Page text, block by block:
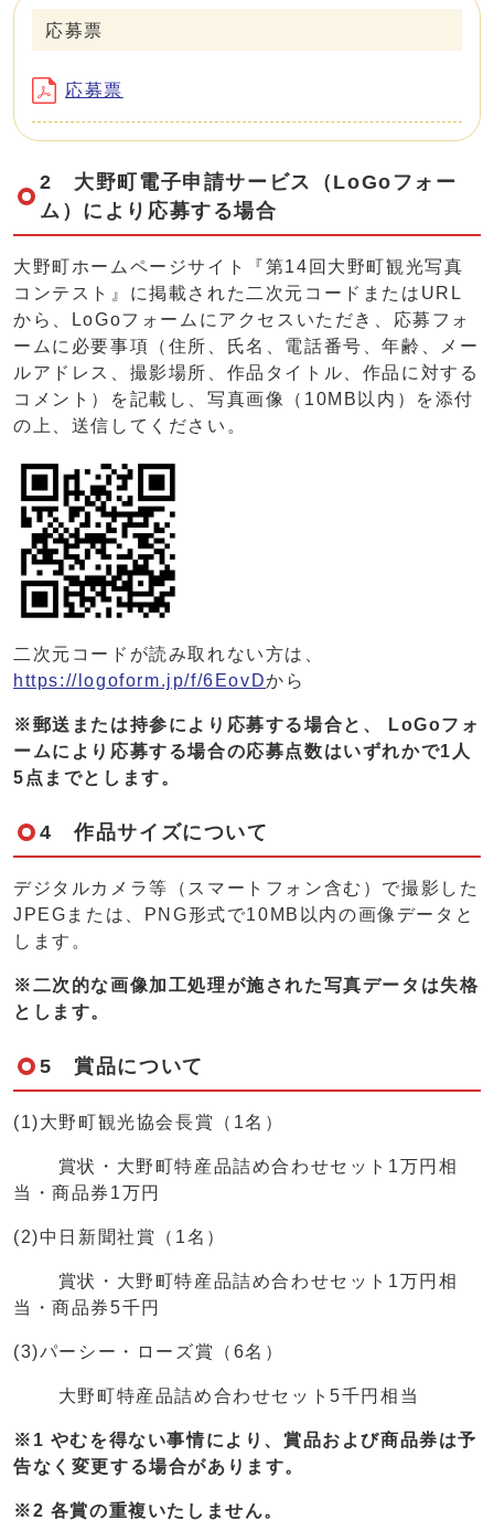
応募票
応募票
2 大野町電子申請サービス（LoGoフォー
ム）により応募する場合
大野町ホームページサイト『第14回大野町観光写真
コンテスト』に掲載された二次元コードまたはURL
から、LoGoフォームにアクセスいただき、応募フォ
ームに必要事項（住所、氏名、電話番号、年齢、メー
ルアドレス、撮影場所、作品タイトル、作品に対する
コメント）を記載し、写真画像（10MB以内）を添付
の上、送信してください。
二次元コードが読み取れない方は、
https://logoform.jp/f/6EovDから
※郵送または持参により応募する場合と、 LoGoフォ
ームにより応募する場合の応募点数はいずれかで1人
5点までとします。
4 作品サイズについて
デジタルカメラ等（スマートフォン含む）で撮影した
JPEGまたは、PNG形式で10MB以内の画像データと
します。
※二次的な画像加工処理が施された写真データは失格
とします。
5 賞品について
(1)大野町観光協会長賞（1名）
賞状・大野町特産品詰め合わせセット1万円相
当・商品券1万円
(2)中日新聞社賞（1名）
賞状・大野町特産品詰め合わせセット1万円相
当・商品券5千円
(3)パーシー・ローズ賞（6名）
大野町特産品詰め合わせセット5千円相当
※1 やむを得ない事情により、賞品および商品券は予
告なく変更する場合があります。
※2 各賞の重複いたしません。